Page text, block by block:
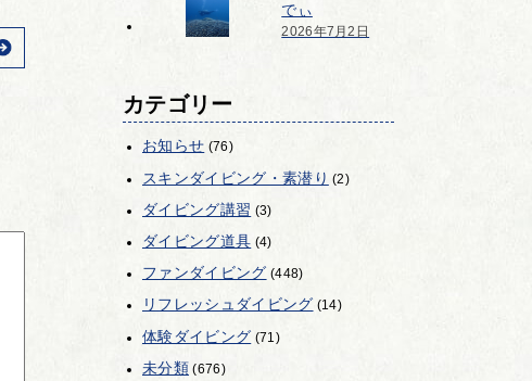
でぃ
2026年7月2日
カテゴリー
お知らせ (76)
スキンダイビング・素潜り (2)
ダイビング講習 (3)
ダイビング道具 (4)
ファンダイビング (448)
リフレッシュダイビング (14)
体験ダイビング (71)
未分類(676)